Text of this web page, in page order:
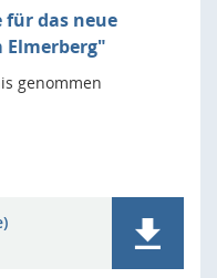
das neue
genommen